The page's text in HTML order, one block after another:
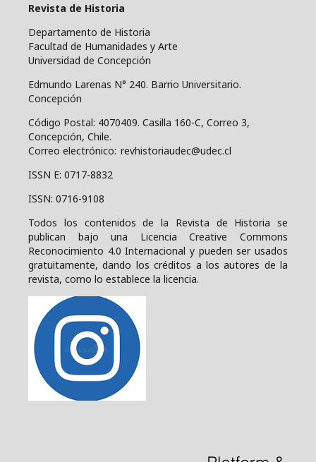
Revista de Historia
Departamento de Historia
Facultad de Humanidades y Arte
Universidad de Concepción
Edmundo Larenas N° 240. Barrio Universitario.
Concepción
Código Postal: 4070409. Casilla 160-C, Correo 3,
Concepción, Chile.
Correo electrónico: revhistoriaudec@udec.cl
ISSN E: 0717-8832
ISSN: 0716-9108
Todos los contenidos de la Revista de Historia se
publican bajo una
Licencia Creative Commons
Reconocimiento 4.0 Internacional y pueden ser usados
gratuitamente, dando los créditos a los autores de la
revista, como lo establece la licencia.